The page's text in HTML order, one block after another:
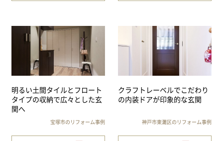
明るい土間タイルとフロート
タイプの収納で広々とした玄
関へ
宝塚市のリフォーム事例
クラフトレーベルでこだわり
の内装ドアが印象的な玄関
神戸市東灘区のリフォーム事例